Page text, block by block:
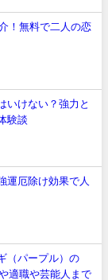
！無料で二人の恋
いけない？強力と
験談
運厄除け効果で人
（パープル）の
適職や芸能人まで